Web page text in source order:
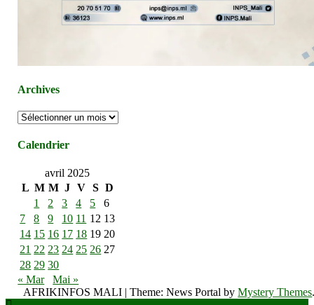
Archives
Archives
Calendrier
avril 2025
L M M J V S D
1
2 3 4 5
6
7
8 9 10 11 12 13
14 15 16 17 18 19 20
21 22 23 24 25 26 27
28 29 30
« Mar
Mai »
AFRIKINFOS MALI |Theme: News Portal byMystery Themes